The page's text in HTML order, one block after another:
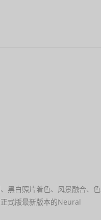
黑白照片着色、风景融合、色
式版最新版本的Neural